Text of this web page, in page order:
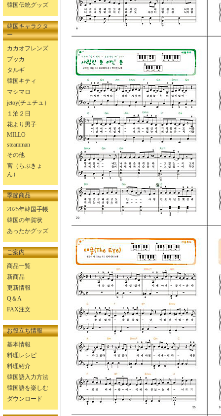
韓国伝統グッズ
韓国キャラクタ
ー
カカオフレンズ
プッカ
タルギ
韓国キティ
マシマロ
jetoy(チュチュ）
１泊２日
花より男子
MILLO
steamman
その他
宮（らぶきょ
ん）
季節商品
2025年韓国手帳
韓国の年賀状
あったかグッズ
ご案内
商品一覧
新商品
更新情報
Q＆A
FAX注文
お役立ち情報
基本情報
料理レシピ
料理紹介
韓国語入力方法
韓国語を楽しむ
ダウンロード